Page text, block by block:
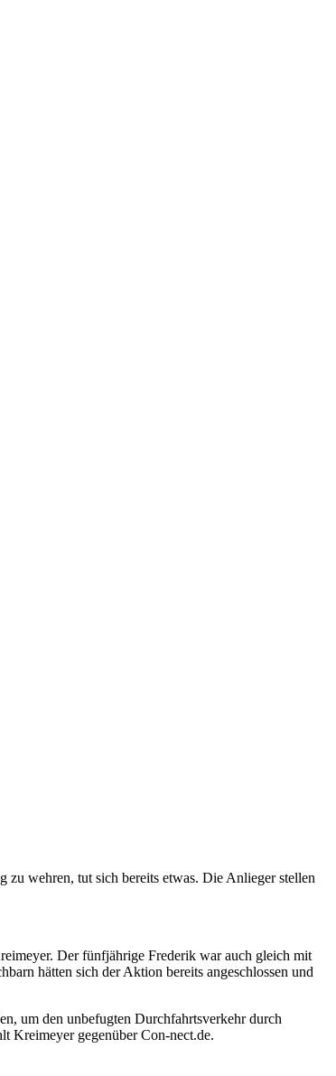
zu wehren, tut sich bereits etwas. Die Anlieger stellen
Der fünfjährige Frederik war auch gleich mit
hätten sich der Aktion bereits angeschlossen und
um den unbefugten Durchfahrtsverkehr durch
Kreimeyer gegenüber Con-nect.de.